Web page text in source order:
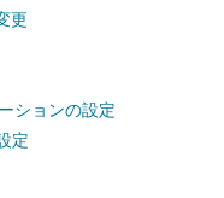
更
ションの設定
定